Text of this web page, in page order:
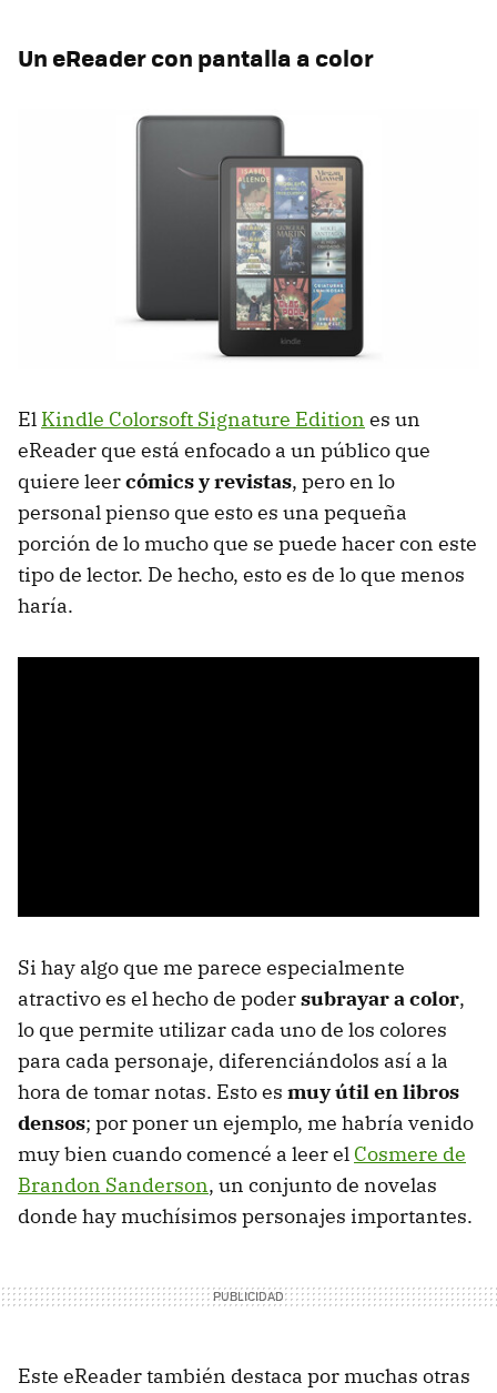
Un eReader con pantalla a color
El Kindle Colorsoft Signature Edition es un
eReader que está enfocado a un público que
quiere leercómics y revistas, pero en lo
personal pienso que esto es una pequeña
porción de lo mucho que se puede hacer con este
tipo de lector. De hecho, esto es de lo que menos
haría.
Si hay algo que me parece especialmente
atractivo es el hecho de podersubrayar a color,
lo que permite utilizar cada uno de los colores
para cada personaje, diferenciándolos así a la
hora de tomar notas. Esto es muy útil en libros
densos; por poner un ejemplo, me habría venido
muy bien cuando comencé a leer el Cosmere de
Brandon Sanderson, un conjunto de novelas
donde hay muchísimos personajes importantes.
Este eReader también destaca por muchas otras